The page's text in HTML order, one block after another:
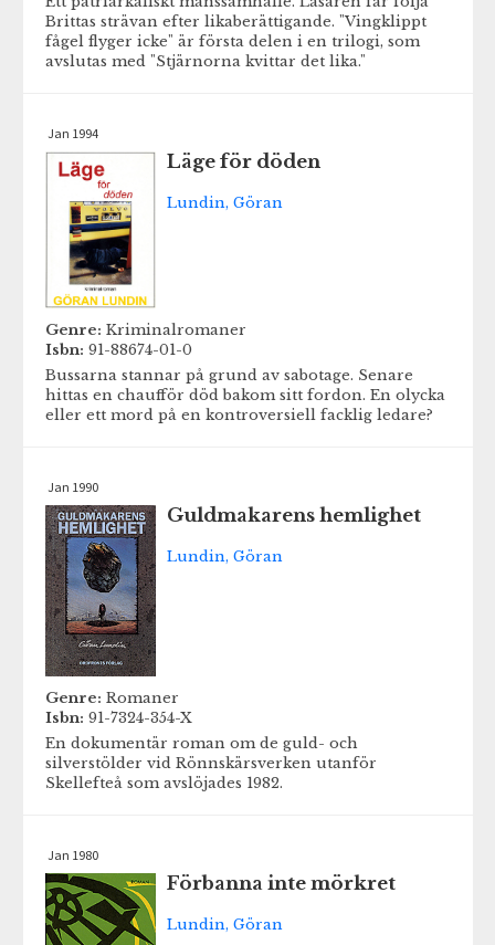
Brittas strävan efter likaberättigande. "Vingklippt
fågel flyger icke" är första delen i en trilogi, som
avslutas med "Stjärnorna kvittar det lika."
Jan 1994
Läge för döden
Lundin, Göran
Genre: Kriminalromaner
Isbn: 91-88674-01-0
Bussarna stannar på grund av sabotage. Senare
hittas en chaufför död bakom sitt fordon. En olycka
eller ett mord på en kontroversiell facklig ledare?
Jan 1990
Guldmakarens hemlighet
Lundin, Göran
Genre: Romaner
Isbn: 91-7324-354-X
En dokumentär roman om de guld- och
silverstölder vid Rönnskärsverken utanför
Skellefteå som avslöjades 1982.
Jan 1980
Förbanna inte mörkret
Lundin, Göran